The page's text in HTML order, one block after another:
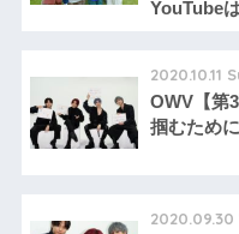
YouTube
2020.10.11
OWV【第
掴むため
2020.09.30